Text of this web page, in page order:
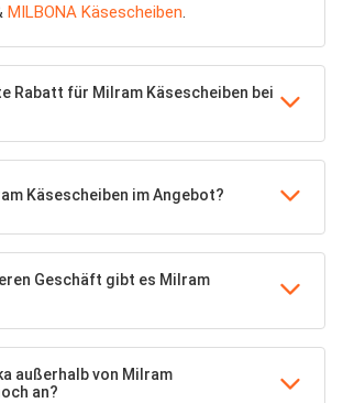
MILBONA Käsescheiben.
Rabatt für Milram Käsescheiben bei
Käsescheiben im Angebot?
Geschäft gibt es Milram
außerhalb von Milram
an?